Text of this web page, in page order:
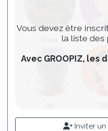
Vous devez être
la liste des
Avec GROOPIZ, les
Inviter un